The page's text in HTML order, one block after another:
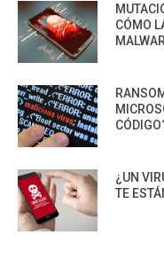
CÓMO
¿UN
TE